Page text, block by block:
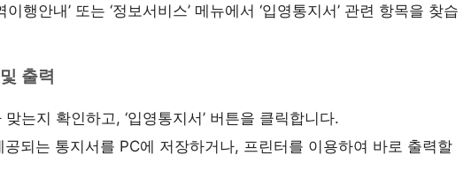
이행안내’ 또는 ‘정보서비스’ 메뉴에서 ‘입영통지서’ 관련 항목을 찾습
출력
는지 확인하고, ‘입영통지서’ 버튼을 클릭합니다.
공되는 통지서를 PC에 저장하거나, 프린터를 이용하여 바로 출력할